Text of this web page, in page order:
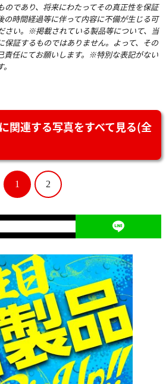
であり、将来にわたってその真正性を保証
の時間経過等に伴って内容に不備が生じる可
さい。※掲載されている製品等について、当
保証するものではありません。よって、その
責任にてお願いします。※特別な表記がない
関連する写真をすべて見る(全
1 2